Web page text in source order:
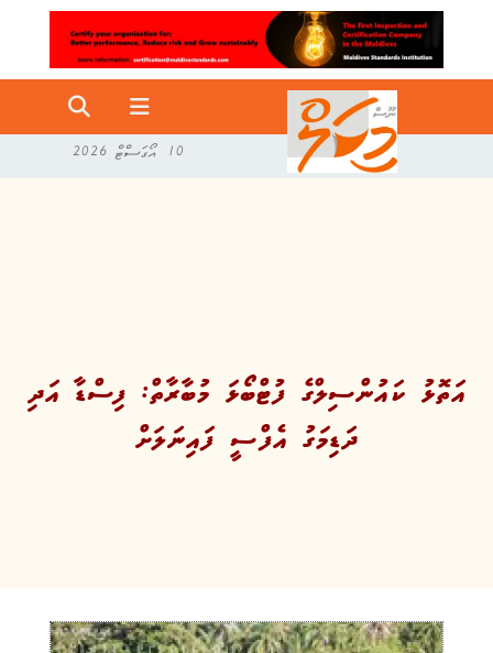
10 އޯގަސްޓް 2026
އަތޮޅު ކައުންސިލްގެ ފުޓްބޯޅަ މުބާރާތް: ފިސްޑާ އަދި
ދަޑިމަގު އެފްސީ ފައިނަލަށް